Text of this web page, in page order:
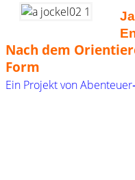
Nach dem
Form
Ein Projekt von